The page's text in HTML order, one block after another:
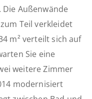
Außenwände
Teil verkleidet
m² verteilt sich auf
Sie eine
weitere Zimmer
modernisiert